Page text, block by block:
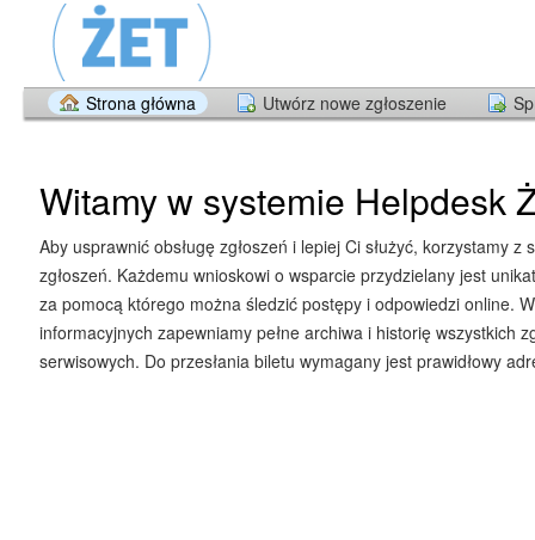
Strona główna Utwórz nowe zgłoszenie
Witamy w systemie Helpdesk
Aby usprawnić obsługę zgłoszeń i lepiej Ci służyć, korzystamy z
zgłoszeń. Każdemu wnioskowi o wsparcie przydzielany jest
za pomocą którego można śledzić postępy i odpowiedzi online.
informacyjnych zapewniamy pełne archiwa i historię wszystkich
serwisowych. Do przesłania biletu wymagany jest prawidłowy